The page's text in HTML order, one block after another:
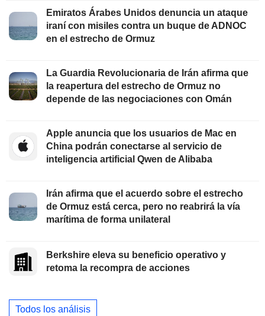
Emiratos Árabes Unidos denuncia un ataque
iraní con misiles contra un buque de ADNOC
en el estrecho de Ormuz
La Guardia Revolucionaria de Irán afirma que
la reapertura del estrecho de Ormuz no
depende de las negociaciones con Omán
Apple anuncia que los usuarios de Mac en
China podrán conectarse al servicio de
inteligencia artificial Qwen de Alibaba
Irán afirma que el acuerdo sobre el estrecho
de Ormuz está cerca, pero no reabrirá la vía
marítima de forma unilateral
Berkshire eleva su beneficio operativo y
retoma la recompra de acciones
Todos los análisis